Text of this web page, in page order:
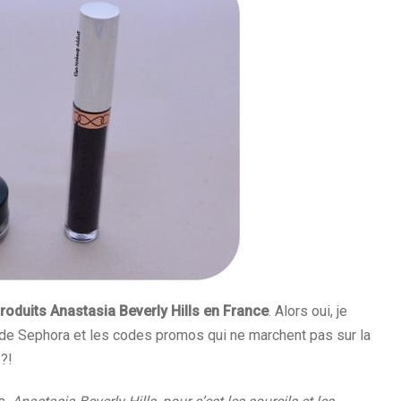
Anastasia Beverly Hills en France. Alors oui, je
Sephora et les codes promos qui ne marchent pas sur la